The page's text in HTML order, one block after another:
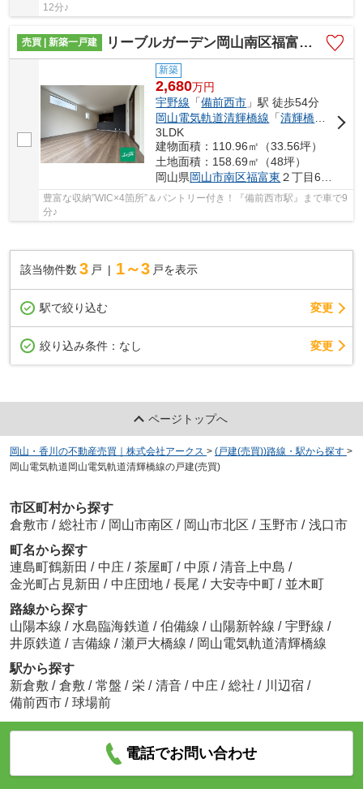
12分♪
売買 | 新築一戸建 リーブルガーデン岡山南区福富東 (全2棟)
新築
2,680万円
宇野線 「備前西市 」駅 徒歩54分
岡山電気軌道清輝橋線 「清輝橋 」駅 徒
3LDK
建物面積：110.96㎡（33.56坪）
土地面積：158.69㎡（48坪）
岡山県岡山市南区福富東 ２丁目6-10
豊富な収納”WIC×4箇所”＆パントリー付き！『備前西市駅』まで車で9
分♪
該当物件数 3 戸 1～3 戸を表示
駅で絞り込む 変更
絞り込み条件： なし 変更
ページトップへ
岡山・香川の不動産売買｜株式会社アークス > (戸建(売買))路線・駅から探す >
岡山電気軌道岡山電気軌道清輝橋線の戸建(売買)
市区町村から探す
倉敷市 / 総社市 / 岡山市南区 / 岡山市北区 / 玉野市 / 浅口市
町名から探す
連島町鶴新田 / 中庄 / 茶屋町 / 中原 / 清音上中島 /
金光町占見新田 / 中庄団地 / 長尾 / 大安寺中町 / 並木町
路線から探す
山陽本線 / 水島臨海鉄道 / 伯備線 / 山陽新幹線 / 宇野線 /
井原鉄道 / 吉備線 / 瀬戸大橋線 / 岡山電気軌道清輝橋線
駅から探す
新倉敷 / 倉敷 / 常盤 / 栄 / 清音 / 中庄 / 総社 / 川辺宿 /
備前西市 / 球場前
電話でお問い合わせ